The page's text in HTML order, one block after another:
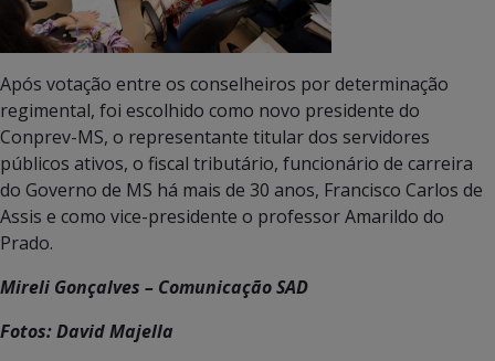
Após votação entre os conselheiros por determinação
regimental, foi escolhido como novo presidente do
Conprev-MS, o representante titular dos servidores
públicos ativos, o fiscal tributário, funcionário de carreira
do Governo de MS há mais de 30 anos, Francisco Carlos de
Assis e como vice-presidente o professor Amarildo do
Prado.
Mireli Gonçalves – Comunicação SAD
Fotos: David Majella